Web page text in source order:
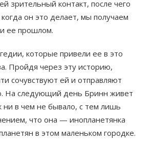
зрительный контакт, после чего
когда он это делает, мы получаем
ее прошлом.
которые привели ее в это
Пройдя через эту историю,
сочувствуют ей и отправляют
На следующий день Бринн живет
ни в чем не бывало, с тем лишь
что она — инопланетянка
в этом маленьком городке.